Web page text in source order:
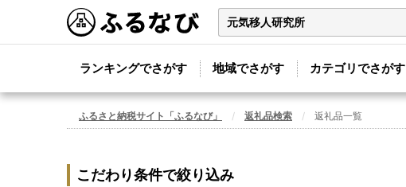
ランキングでさがす 地域でさがす カテゴリでさがす
ふるさと納税サイト「ふるなび」 返礼品検索 返礼品一覧
こだわり条件で絞り込み